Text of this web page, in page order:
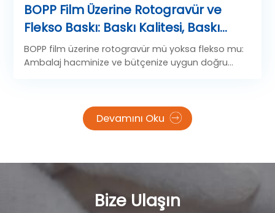
BOPP Film Üzerine Rotogravür ve
Flekso Baskı: Baskı Kalitesi, Baskı
Adedi ve Maliyet Karşılaştırması
BOPP film üzerine rotogravür mü yoksa flekso mu:
Ambalaj hacminize ve bütçenize uygun doğru
Devamını Oku
Bize Ulaşın